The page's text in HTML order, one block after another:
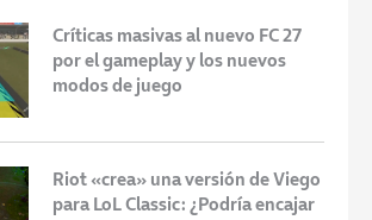
Críticas masivas al nuevo FC 27
por el gameplay y los nuevos
modos de juego
Riot «crea» una versión de Viego
para LoL Classic: ¿Podría encajar